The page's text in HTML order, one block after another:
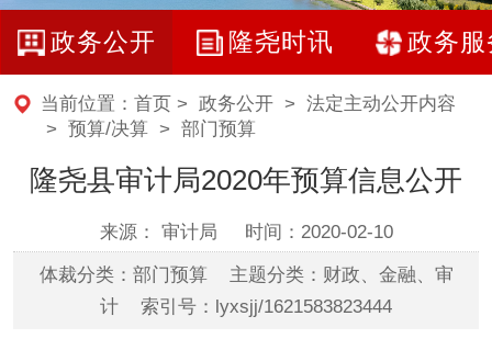
政务公开 隆尧时讯 政务服
当前位置： 首页 > 政务公开> 法定主动公开内容
> 预算/决算> 部门预算
隆尧县审计局2020年预算信息公开
来源： 审计局 时间：2020-02-10
体裁分类：部门预算 主题分类：财政、金融、审
计 索引号：lyxsjj/1621583823444